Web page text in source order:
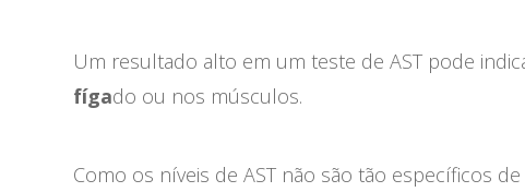
Um resultado alto em um teste de AST pode
fígado ou nos músculos.
Como os níveis de AST não são tão específicos